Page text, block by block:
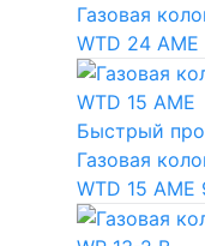
Газовая
WTD 24 AME
Быстрый
Газовая
WTD 15 AME